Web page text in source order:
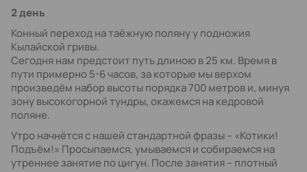
2 день
Конный переход на таёжную поляну у подножия
Кылайской гривы.
Сегодня нам предстоит путь длиною в 25 км. Время в
пути примерно 5-6 часов, за которые мы верхом
произведём набор высоты порядка 700 метров и, минуя
зону высокогорной тундры, окажемся на кедровой
поляне.
Утро начнётся с нашей стандартной фразы – «Котики!
Подъём!» Просыпаемся, умываемся и собираемся на
утреннее занятие по цигун. После занятия – плотный